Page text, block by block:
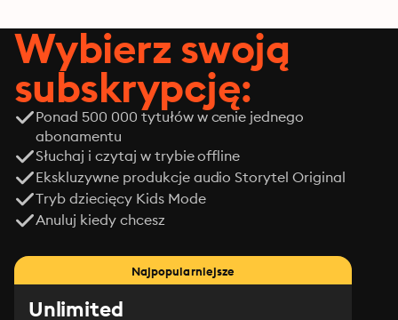
Wybierz swoją
subskrypcję:
Ponad 500 000 tytułów w cenie jednego
abonamentu
Słuchaj i czytaj w trybie offline
Ekskluzywne produkcje audio Storytel Original
Tryb dziecięcy Kids Mode
Anuluj kiedy chcesz
Najpopularniejsze
Unlimited